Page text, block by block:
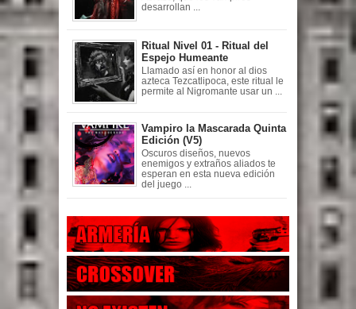
desarrollan ...
Ritual Nivel 01 - Ritual del
Espejo Humeante
Llamado así en honor al dios
azteca Tezcatlipoca, este ritual le
permite al Nigromante usar un ...
Vampiro la Mascarada Quinta
Edición (V5)
Oscuros diseños, nuevos
enemigos y extraños aliados te
esperan en esta nueva edición
del juego ...